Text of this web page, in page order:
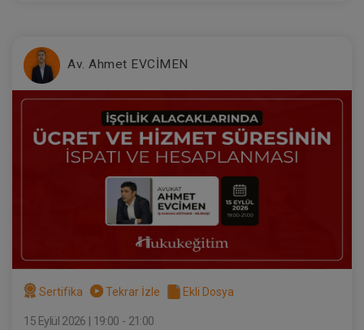
Av. Ahmet EVCİMEN
Sertifika Tekrar İzle Ekli Dosya
15 Eylül 2026 | 19:00 - 21:00